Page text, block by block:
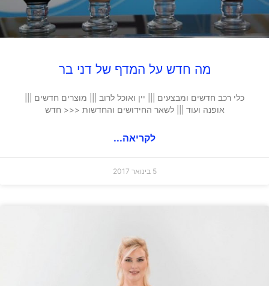
מה חדש על המדף של דני בר
כלי רכב חדשים ומבצעים ||| יין ואוכל לרוב ||| מוצרים חדשים |||
אופנה ועוד ||| לשאר החידושים והחדשות <<< חדש
לקריאה...
5 בינואר 2017